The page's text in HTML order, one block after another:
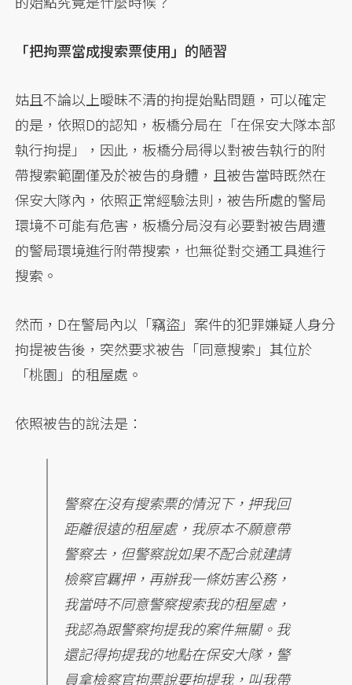
「把拘票當成搜索票使用」的陋習
姑且不論以上曖昧不清的拘提始點問題，可以確定
的是，依照D的認知，板橋分局在「在保安大隊本部
執行拘提」，因此，板橋分局得以對被告執行的附
帶搜索範圍僅及於被告的身體，且被告當時既然在
保安大隊內，依照正常經驗法則，被告所處的警局
環境不可能有危害，板橋分局沒有必要對被告周遭
的警局環境進行附帶搜索，也無從對交通工具進行
搜索。
然而，D在警局內以「竊盜」案件的犯罪嫌疑人身分
拘提被告後，突然要求被告「同意搜索」其位於
「桃園」的租屋處。
依照被告的說法是：
警察在沒有搜索票的情況下，押我回
距離很遠的租屋處，我原本不願意帶
警察去，但警察說如果不配合就建請
檢察官羈押，再辦我一條妨害公務，
我當時不同意警察搜索我的租屋處，
我認為跟警察拘提我的案件無關。我
還記得拘提我的地點在保安大隊，警
員拿檢察官拘票說要拘提我，叫我帶